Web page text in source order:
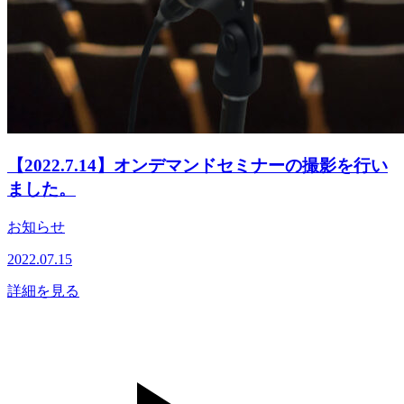
【2022.7.14】オンデマンドセミナーの撮影を行い
ました。
お知らせ
2022.07.15
詳細を見る